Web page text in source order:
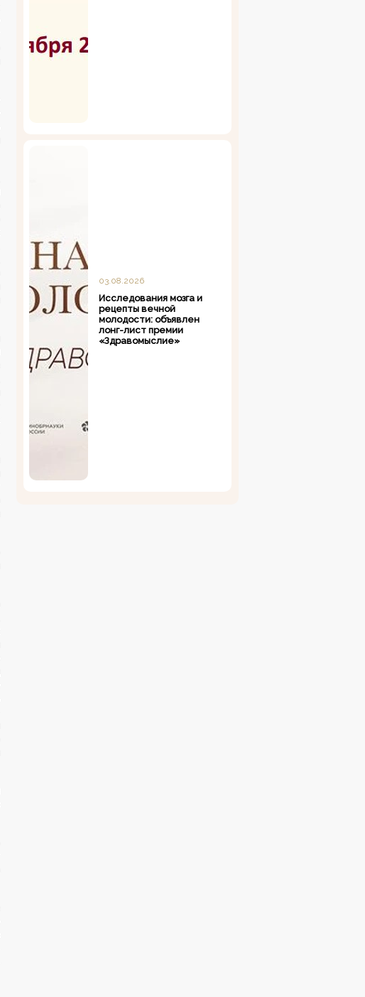
03.08.2026
Исследования мозга и
рецепты вечной
молодости: объявлен
лонг-лист премии
«Здравомыслие»